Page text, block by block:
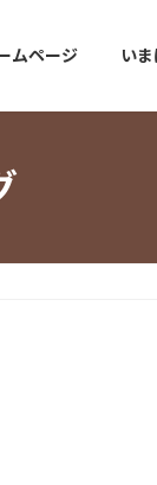
ムページ い